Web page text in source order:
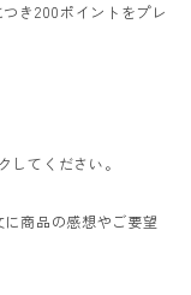
き200ポイントをプレ
してください。
商品の感想やご要望